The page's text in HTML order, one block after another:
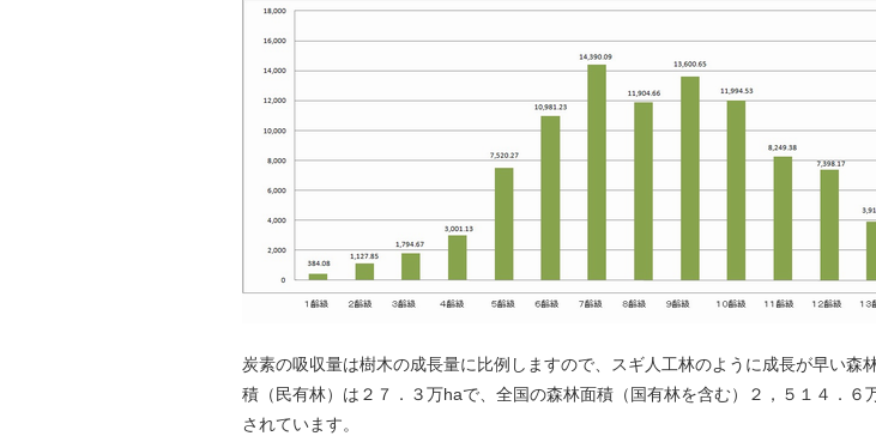
炭素の吸収量は樹木の成長量に比例しますので、スギ人工林のように成長が早い
積（民有林）は２７．３万haで、全国の森林面積（国有林を含む）２，５１４．
されています。